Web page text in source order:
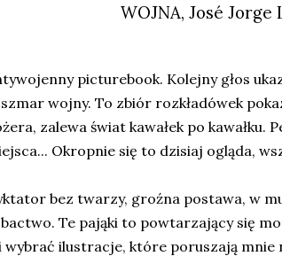
WOJNA, José
picturebook. Kolejny głos
wojny. To zbiór rozkładówek
zalewa świat kawałek po kawałku.
Okropnie się to dzisiaj ogląda,
bez twarzy, groźna postawa, w
Te pająki to powtarzający się
wybrać ilustracje, które poruszają mnie